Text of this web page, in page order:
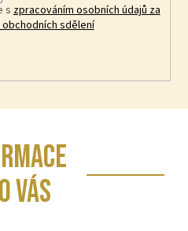
s zpracováním osobních údajů za
sdělení
VÁS